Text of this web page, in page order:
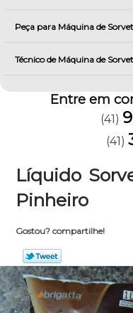
Peça para Máquina de
Técnico de Máquina de
Entre em
(41)
(41)
Líquido
Pinheiro
Gostou? compartilhe!